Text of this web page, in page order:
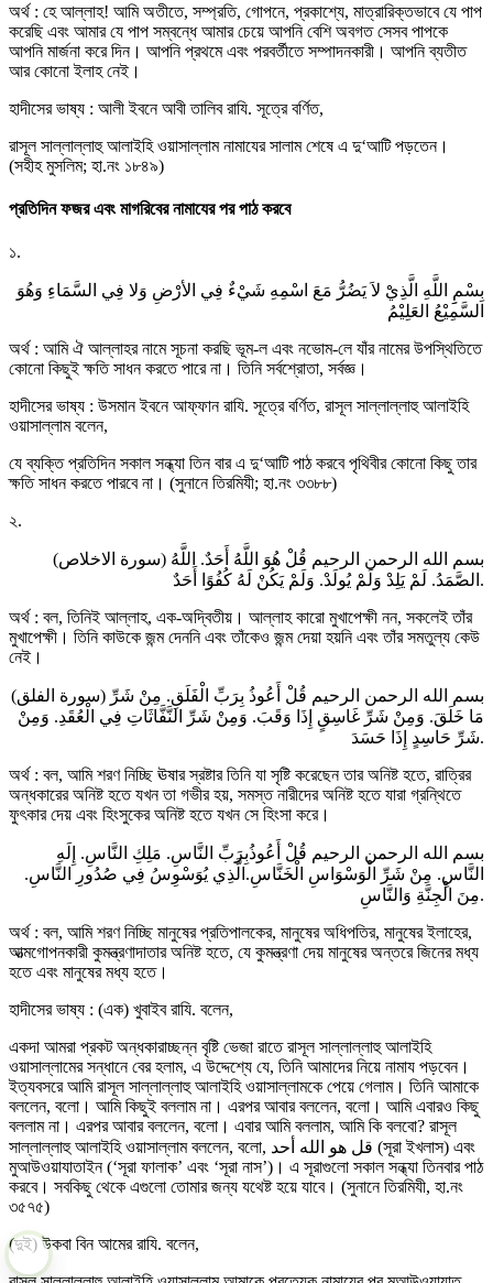
অর্থ : হে আল্লাহ! আমি অতীতে, সম্প্রতি, গোপনে, প্রকাশ্যে, মাত্রারিক্তভাবে যে পাপ
করেছি এবং আমার যে পাপ সম্বন্ধে আমার চেয়ে আপনি বেশি অবগত সেসব পাপকে
আপনি মার্জনা করে দিন। আপনি প্রথমে এবং পরবর্তীতে সম্পাদনকারী। আপনি ব্যতীত
আর কোনো ইলাহ নেই।
হাদীসের ভাষ্য : আলী ইবনে আবী তালিব রাযি. সূত্রে বর্ণিত,
রাসূল সাল্লাল্লাহু আলাইহি ওয়াসাল্লাম নামাযের সালাম শেষে এ দু‘আটি পড়তেন।
(সহীহ মুসলিম; হা.নং ১৮৪৯)
প্রতিদিন ফজর এবং মাগরিবের নামাযের পর পাঠ করবে
১.
بِسْمِِ اللَّهِ الَّذِيْ لاَ يَضُرُّ مَعَ اسْمِهِ شَيْءٌ فِي الأرْضِ وَلا فِي السَّمَاءِ وَهُوَ
السَّمِيْعُ العَلِيْمُ
অর্থ : আমি ঐ আল্লাহর নামে সূচনা করছি ভূম-ল এবং নভোম-লে যাঁর নামের উপস্থিতিতে
কোনো কিছুই ক্ষতি সাধন করতে পারে না। তিনি সর্বশ্রোতা, সর্বজ্ঞ।
হাদীসের ভাষ্য : উসমান ইবনে আফ্ফান রাযি. সূত্রে বর্ণিত, রাসূল সাল্লাল্লাহু আলাইহি
ওয়াসাল্লাম বলেন,
যে ব্যক্তি প্রতিদিন সকাল সন্ধ্যা তিন বার এ দু‘আটি পাঠ করবে পৃথিবীর কোনো কিছু তার
ক্ষতি সাধন করতে পারবে না। (সুনানে তিরমিযী; হা.নং ৩৩৮৮)
২.
(سورة الاخلاص) بسم الله الرحمن الرحيم قُلْ هُوَ اللَّهُ أَحَدٌ. اللَّهُ
الصَّمَدُ. لَمْ يَلِدْ وَلَمْ يُولَدْ. وَلَمْ يَكُنْ لَهُ كُفُوًا أَحَدٌ.
অর্থ : বল, তিনিই আল্লাহ, এক-অদ্বিতীয়। আল্লাহ কারো মুখাপেক্ষী নন, সকলেই তাঁর
মুখাপেক্ষী। তিনি কাউকে জন্ম দেননি এবং তাঁকেও জন্ম দেয়া হয়নি এবং তাঁর সমতুল্য কেউ
নেই।
(سورة الفلق) بسم الله الرحمن الرحيم قُلْ أَعُوذُ بِرَبِّ الْفَلَقِ. مِنْ شَرِّ
مَا خَلَقَ. وَمِنْ شَرِّ غَاسِقٍ إِذَا وَقَبَ. وَمِنْ شَرِّ النَّفَّاثَاتِ فِي الْعُقَدِ. وَمِنْ
شَرِّ حَاسِدٍ إِذَا حَسَدَ.
অর্থ : বল, আমি শরণ নিচ্ছি ঊষার স্রষ্টার তিনি যা সৃষ্টি করেছেন তার অনিষ্ট হতে, রাত্রির
অন্ধকারের অনিষ্ট হতে যখন তা গভীর হয়, সমস্ত নারীদের অনিষ্ট হতে যারা গ্রন্থিতে
ফুৎকার দেয় এবং হিংসুকের অনিষ্ট হতে যখন সে হিংসা করে।
بسم الله الرحمن الرحيم قُلْ أَعُوذُبِرَبِّ النَّاسِ. مَلِكِ النَّاسِ. إِلَهِ
النَّاسِ. مِنْ شَرِّ الْوَسْوَاسِ الْخَنَّاسِ.الَّذِي يُوَسْوِسُ فِي صُدُورِ النَّاسِ.
مِنَ الْجِنَّةِ وَالنَّاسِ.
অর্থ : বল, আমি শরণ নিচ্ছি মানুষের প্রতিপালকের, মানুষের অধিপতির, মানুষের ইলাহের,
আত্মগোপনকারী কুমন্ত্রণাদাতার অনিষ্ট হতে, যে কুমন্ত্রণা দেয় মানুষের অন্তরে জিনের মধ্য
হতে এবং মানুষের মধ্য হতে।
হাদীসের ভাষ্য : (এক) খুবাইব রাযি. বলেন,
একদা আমরা প্রকট অন্ধকারাচ্ছন্ন বৃষ্টি ভেজা রাতে রাসূল সাল্লাল্লাহু আলাইহি
ওয়াসাল্লামের সন্ধানে বের হলাম, এ উদ্দেশ্যে যে, তিনি আমাদের নিয়ে নামায পড়বেন।
ইত্যবসরে আমি রাসূল সাল্লাল্লাহু আলাইহি ওয়াসাল্লামকে পেয়ে গেলাম। তিনি আমাকে
বললেন, বলো। আমি কিছুই বললাম না। এরপর আবার বললেন, বলো। আমি এবারও কিছু
বললাম না। এরপর আবার বললেন, বলো। এবার আমি বললাম, আমি কি বলবো? রাসূল
সাল্লাল্লাহু আলাইহি ওয়াসাল্লাম বললেন, বলো, قل هو الله أحد (সূরা ইখলাস) এবং
মুআউওয়াযাতাইন (‘সূরা ফালাক’ এবং ‘সূরা নাস’)। এ সূরাগুলো সকাল সন্ধ্যা তিনবার পাঠ
করবে। সবকিছু থেকে এগুলো তোমার জন্য যথেষ্ট হয়ে যাবে। (সুনানে তিরমিযী, হা.নং
৩৫৭৫)
(দুই) উকবা বিন আমের রাযি. বলেন,